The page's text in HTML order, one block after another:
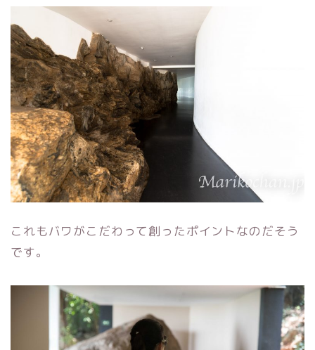
これもバワがこだわって創ったポイントなのだそう
です。